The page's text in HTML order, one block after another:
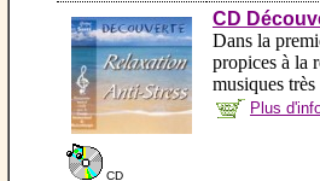
CD
CD
Dans la
propices à la
musiques
Plus